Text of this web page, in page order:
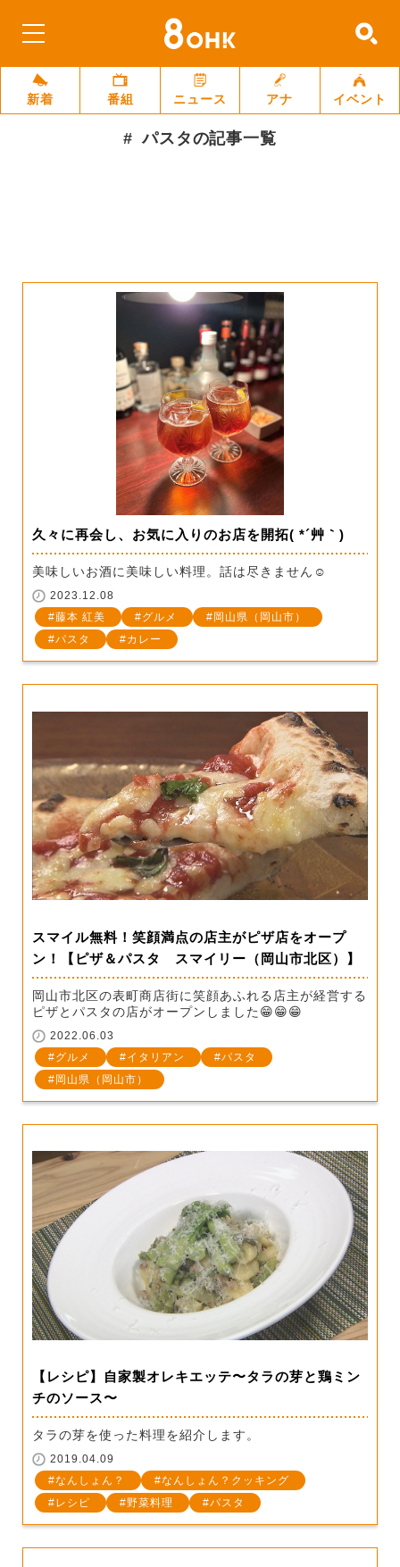
新着 番組 ニュース アナ イベント
パスタの記事一覧
久々に再会し、お気に入りのお店を開拓( *´艸｀)
美味しいお酒に美味しい料理。話は尽きません☺
2023.12.08
藤本 紅美
グルメ
岡山県（岡山市）
パスタ
カレー
スマイル無料！笑顔満点の店主がピザ店をオープ
ン！【ピザ＆パスタ スマイリー（岡山市北区）】
岡山市北区の表町商店街に笑顔あふれる店主が経営する
ピザとパスタの店がオープンしました😁😁😁
2022.06.03
グルメ
イタリアン
パスタ
岡山県（岡山市）
【レシピ】自家製オレキエッテ〜タラの芽と鶏ミン
チのソース〜
タラの芽を使った料理を紹介します。
2019.04.09
なんしょん？
なんしょん？クッキング
レシピ
野菜料理 パスタ